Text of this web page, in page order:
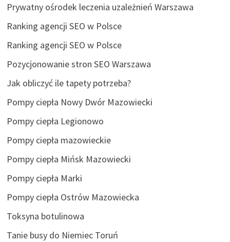
Prywatny ośrodek leczenia uzależnień Warszawa
Ranking agencji SEO w Polsce
Ranking agencji SEO w Polsce
Pozycjonowanie stron SEO Warszawa
Jak obliczyć ile tapety potrzeba?
Pompy ciepła Nowy Dwór Mazowiecki
Pompy ciepła Legionowo
Pompy ciepła mazowieckie
Pompy ciepła Mińsk Mazowiecki
Pompy ciepła Marki
Pompy ciepła Ostrów Mazowiecka
Toksyna botulinowa
Tanie busy do Niemiec Toruń